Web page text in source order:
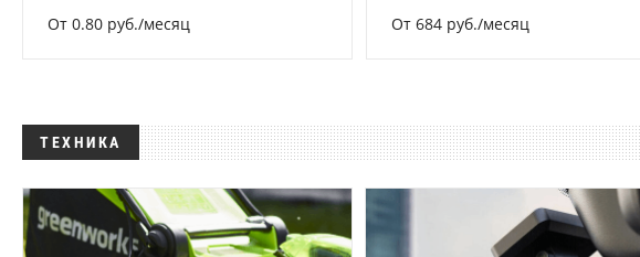
От 0.80 руб./месяц От 684 руб./месяц
ТЕХНИКА